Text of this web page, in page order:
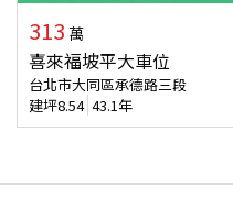
313 萬
喜來福坡平大車位
台北市大同區承德路三段
建坪8.54 43.1年